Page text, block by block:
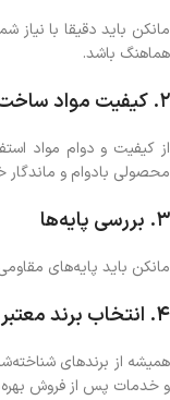
مانکن باید دقیقا با
هماهنگ باشد.
2. کیفیت مواد
از کیفیت و دوام مواد
محصولی بادوام و ماندگار
3. بررسی پایه‌ها
مانکن باید پایه‌های
4. انتخاب برند معتبر
همیشه از برندهای
و خدمات پس از فروش